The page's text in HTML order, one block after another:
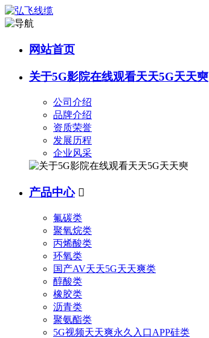
网站首页
关于5G影院在线观看天天5G天天奭
公司介绍
品牌介绍
资质荣誉
发展历程
企业风采
产品中心 
氟碳类
聚氧烷类
丙烯酸类
环氧类
国产AV天天5G天天爽类
醇酸类
橡胶类
沥青类
聚氨酯类
5G视频天天爽永久入口APP硅类